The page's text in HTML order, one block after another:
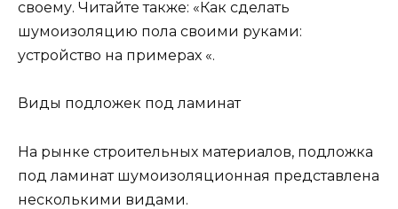
своему. Читайте также: «Как сделать
шумоизоляцию пола своими руками:
устройство на примерах «.
Виды подложек под ламинат
На рынке строительных материалов, подложка
под ламинат шумоизоляционная представлена
несколькими видами.